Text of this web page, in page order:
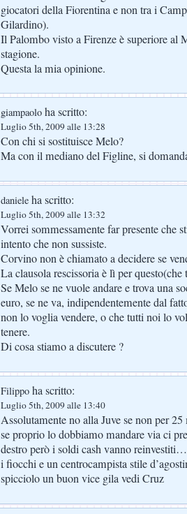
giocatori della Fiorentina e non tra i
Gilardino).
Il Palombo visto a Firenze è superiore al
stagione.
Questa la mia opinione.
giampaolo ha scritto:
Luglio 5th, 2009 alle 13:28
Con chi si sostituisce Melo?
Ma con il mediano del Figline, si
daniele ha scritto:
Luglio 5th, 2009 alle 13:32
Vorrei sommessamente far presente che
intento che non sussiste.
Corvino non è chiamato a decidere se
La clausola rescissoria è lì per
Se Melo se ne vuole andare e trova una
euro, se ne va, indipendentemente dal
non lo voglia vendere, o che tutti noi lo
tenere.
Di cosa stiamo a discutere ?
Filippo ha scritto:
Luglio 5th, 2009 alle 13:40
Assolutamente no alla Juve se non per
se proprio lo dobbiamo mandare via ci
destro però i soldi cash vanno
i fiocchi e un centrocampista stile
spicciolo un buon vice gila vedi Cruz